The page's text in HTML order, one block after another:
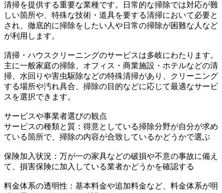
清掃を提供する重要な業種です。日常的な掃除では対応が難
しい箇所や、特殊な技術・道具を要する清掃において必要と
され、徹底的に掃除をしたい人や日常の掃除が困難な人など
が利用します。
清掃・ハウスクリーニングのサービスは多岐にわたります。
主に一般家庭の掃除、オフィス・商業施設・ホテルなどの清
掃、水回りや害虫駆除などの特殊清掃があり、クリーニング
する場所や汚れ具合、掃除の目的などに応じて最適なサービ
スを選択できます。
サービスや事業者選びの観点
サービスの種類と質：得意としている掃除分野が自分が求め
ている箇所で、掃除の内容が合致しているかどうかで選ぶ
保険加入状況：万が一の家具などの破損や不意の事故に備え
て、損害保険に加入している業者かどうかを確認する
料金体系の透明性：基本料金や追加料金など、料金体系が明